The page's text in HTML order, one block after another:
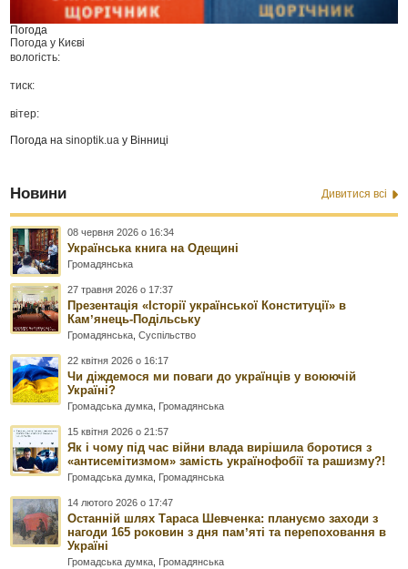
Погода
Погода у Києві
вологість:
тиск:
вітер:
Погода наsinoptik.ua у Вінниці
Новини Дивитися всі
08 червня 2026 о 16:34
Українська книга на Одещині
Громадянська
27 травня 2026 о 17:37
Презентація «Історії української Конституції» в
Камʼянець-Подільську
Громадянська ,Суспільство
22 квітня 2026 о 16:17
Чи діждемося ми поваги до українців у воюючій
Україні?
Громадська думка Громадянська
15 квітня 2026 о 21:57
Як і чому під час війни влада вирішила боротися з
«антисемітизмом» замість українофобії та рашизму?!
Громадська думка Громадянська
14 лютого 2026 о 17:47
Останній шлях Тараса Шевченка: плануємо заходи з
нагоди 165 роковин з дня памʼяті та перепоховання в
Україні
Громадська думка Громадянська